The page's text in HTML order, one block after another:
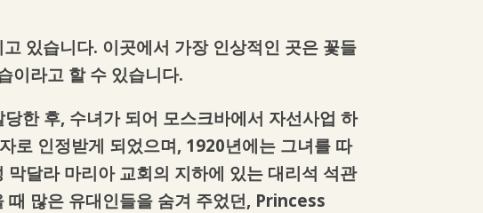
있습니다. 이곳에서 가장 인상적인 곳은 꽃들
이라고 할 수 있습니다.
한 후, 수녀가 되어 모스크바에서 자선사업 하
로 인정받게 되었으며, 1920년에는 그녀를 따
달라 마리아 교회의 지하에 있는 대리석 석관
때 많은 유대인들을 숨겨 주었던, Princess